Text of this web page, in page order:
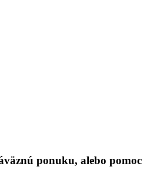
ponuku, alebo pomoc